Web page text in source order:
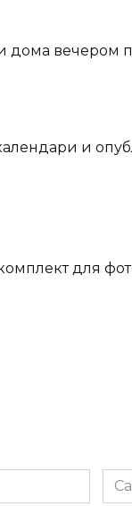
дома вечером
и
для